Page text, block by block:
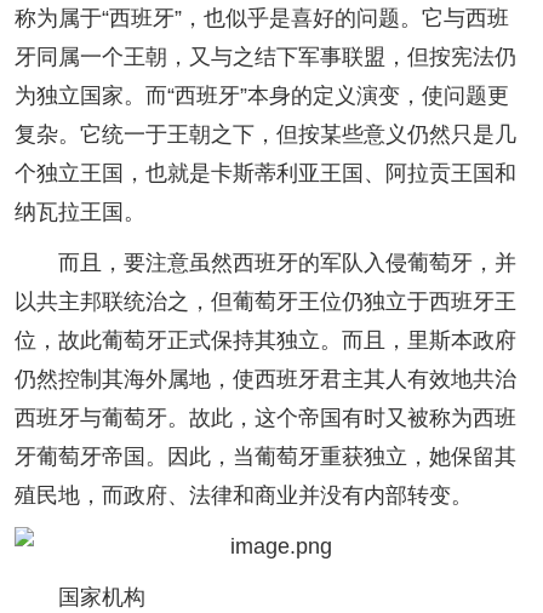
称为属于“西班牙”，也似乎是喜好的问题。它与西班
牙同属一个王朝，又与之结下军事联盟，但按宪法仍
为独立国家。而“西班牙”本身的定义演变，使问题更
复杂。它统一于王朝之下，但按某些意义仍然只是几
个独立王国，也就是卡斯蒂利亚王国、阿拉贡王国和
纳瓦拉王国。
而且，要注意虽然西班牙的军队入侵葡萄牙，并
以共主邦联统治之，但葡萄牙王位仍独立于西班牙王
位，故此葡萄牙正式保持其独立。而且，里斯本政府
仍然控制其海外属地，使西班牙君主其人有效地共治
西班牙与葡萄牙。故此，这个帝国有时又被称为西班
牙葡萄牙帝国。因此，当葡萄牙重获独立，她保留其
殖民地，而政府、法律和商业并没有内部转变。
国家机构